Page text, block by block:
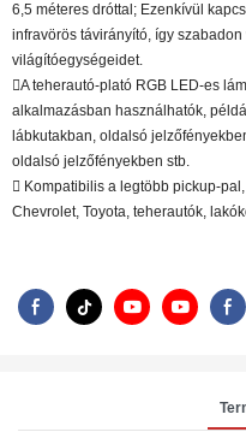
6,5 méteres dróttal; Ezenkívül
infravörös távirányító, így
világítóegységeidet.
A teherautó-plató RGB LED-es
alkalmazásban használhatók,
lábkutakban, oldalsó
oldalsó jelzőfényekben stb.
 Kompatibilis a legtöbb pickup-
Chevrolet, Toyota, teherautók,